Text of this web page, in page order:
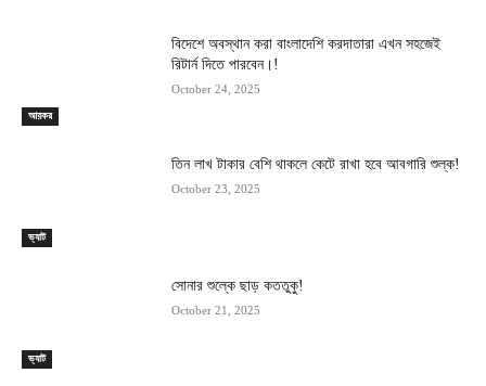
আয়কর
বিদেশে অবস্থান করা বাংলাদেশি করদাতারা এখন সহজেই
রিটার্ন দিতে পারবেন।!
October 24, 2025
ভ্যাট
তিন লাখ টাকার বেশি থাকলে কেটে রাখা হবে আবগারি শুল্ক!
October 23, 2025
ভ্যাট
সোনার শুল্কে ছাড় কততুকু!
October 21, 2025